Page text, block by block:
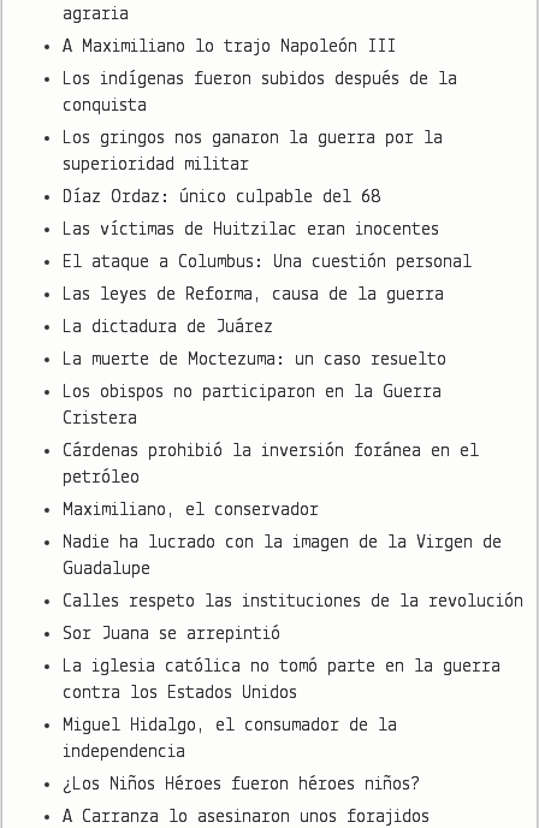
agraria
A Maximiliano lo trajo Napoleón III
Los indígenas fueron subidos después de la
conquista
Los gringos nos ganaron la guerra por la
superioridad militar
Díaz Ordaz: único culpable del 68
Las víctimas de Huitzilac eran inocentes
El ataque a Columbus: Una cuestión personal
Las leyes de Reforma, causa de la guerra
La dictadura de Juárez
La muerte de Moctezuma: un caso resuelto
Los obispos no participaron en la Guerra
Cristera
Cárdenas prohibió la inversión foránea en el
petróleo
Maximiliano, el conservador
Nadie ha lucrado con la imagen de la Virgen de
Guadalupe
Calles respeto las instituciones de la revolución
Sor Juana se arrepintió
La iglesia católica no tomó parte en la guerra
contra los Estados Unidos
Miguel Hidalgo, el consumador de la
independencia
¿Los Niños Héroes fueron héroes niños?
A Carranza lo asesinaron unos forajidos